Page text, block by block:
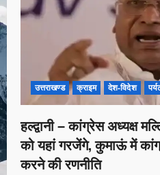
उत्तराखण्ड क्राइम देश-विदेश
हल्द्वानी – कांग्रेस अध्यक्ष
को यहां गरजेंगे, कुमाऊं में
करने की रणनीति